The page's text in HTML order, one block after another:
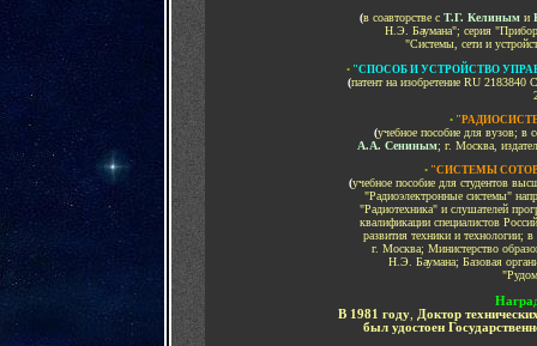
(в соавторстве с Т.Г. Келиными
Н.Э. Баумана"; серия
"Системы, сети и
• "СПОСОБ И УСТРОЙСТВО
(патент на изобретение RU 2183840
•
(учебное пособие для вузов; в
А.А. Сениным; г. Москва,
• "СИСТЕМЫ
(учебное пособие для студентов
"Радиоэлектронные системы"
"Радиотехника" и слушателей
квалификации специалистов
развития техники и технологии; в
г. Москва; Министерство
Н.Э. Баумана; Базовая
Н
В 1981 году,
Доктор
был удостоен